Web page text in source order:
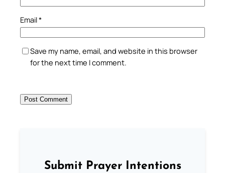
Email*
Save my name, email, and website in this browser
for the next time I comment.
Submit Prayer Intentions